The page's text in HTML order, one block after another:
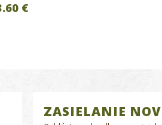
€
ZASIELANIE